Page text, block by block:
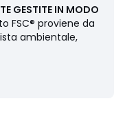
GESTITE IN MODO
FSC® proviene da
ambientale,